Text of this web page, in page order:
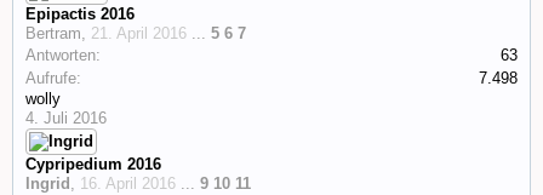
Epipactis 2016
Bertram, 21. April 2016 ... 5 6 7
Antworten:
63
Aufrufe:
7.498
wolly
4. Juli 2016
Cypripedium 2016
Ingrid , 16. April 2016 ... 9 10 11